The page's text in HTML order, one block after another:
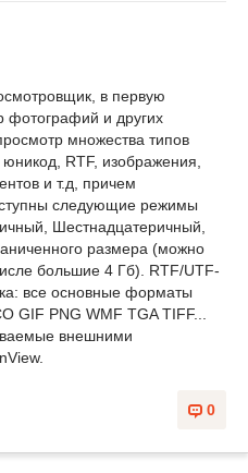
в первую
фотографий и других
множества типов
RTF, изображения,
и т.д, причем
следующие режимы
Шестнадцатеричный,
размера (можно
большие 4 Гб). RTF/UTF-
все основные форматы
GIF PNG WMF TGA TIFF...
внешними
0